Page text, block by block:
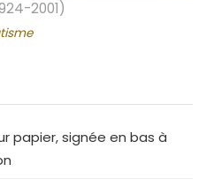
2001)
papier, signée en bas à